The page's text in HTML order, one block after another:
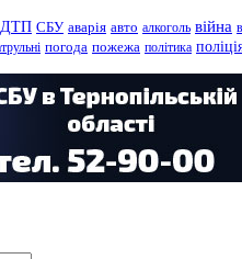
ДТП СБУ аварія авто алкоголь війна
погода пожежа політика